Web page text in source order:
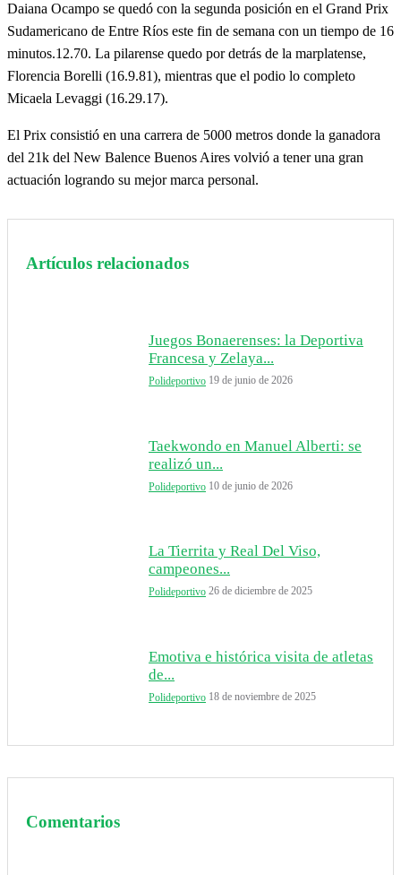
Daiana Ocampo se quedó con la segunda posición en el Grand Prix
Sudamericano de Entre Ríos este fin de semana con un tiempo de 16
minutos.12.70. La pilarense quedo por detrás de la marplatense,
Florencia Borelli (16.9.81), mientras que el podio lo completo
Micaela Levaggi (16.29.17).
El Prix consistió en una carrera de 5000 metros donde la ganadora
del 21k del New Balence Buenos Aires volvió a tener una gran
actuación logrando su mejor marca personal.
Artículos relacionados
Juegos Bonaerenses: la Deportiva
Francesa y Zelaya...
Polideportivo 19 de junio de 2026
Taekwondo en Manuel Alberti: se
realizó un...
Polideportivo 10 de junio de 2026
La Tierrita y Real Del Viso,
campeones...
Polideportivo 26 de diciembre de 2025
Emotiva e histórica visita de atletas
de...
Polideportivo 18 de noviembre de 2025
Comentarios